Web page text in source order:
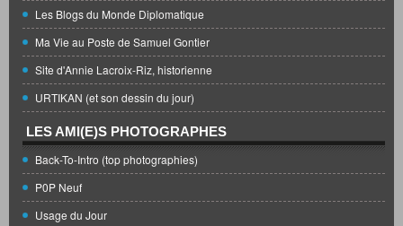
Les Blogs du Monde Diplomatique
Ma Vie au Poste de Samuel Gontier
Site d'Annie Lacroix-Riz, historienne
URTIKAN (et son dessin du jour)
LES AMI(E)S PHOTOGRAPHES
Back-To-Intro (top photographies)
P0P Neuf
Usage du Jour